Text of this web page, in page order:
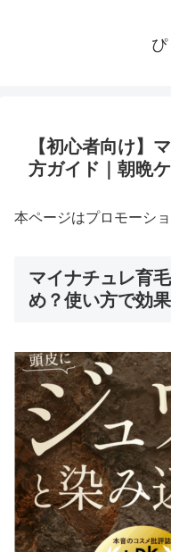
【初心者向け】
方ガイド｜朝晩
本ページはプロモーシ
マイナチュレ育
め？使い方で効